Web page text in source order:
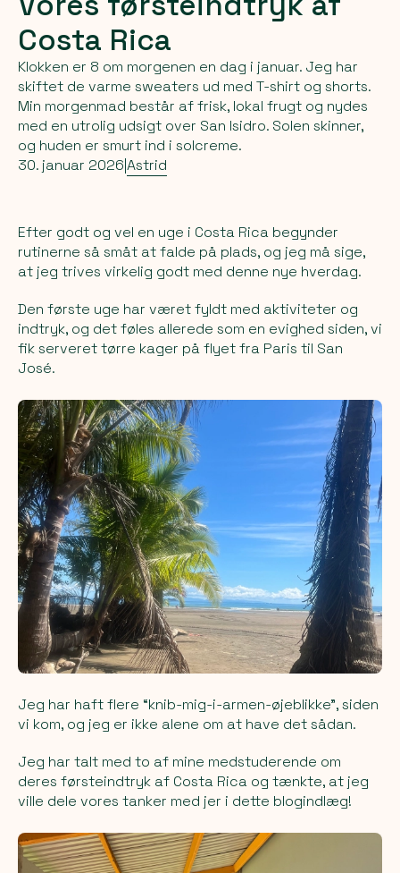
Costa Rica
Klokken er 8 om morgenen en dag i januar. Jeg har
skiftet de varme sweaters ud med T-shirt og shorts.
Min morgenmad består af frisk, lokal frugt og nydes
med en utrolig udsigt over San Isidro. Solen skinner,
og huden er smurt ind i solcreme.
30. januar 2026|Astrid
Efter godt og vel en uge i Costa Rica begynder
rutinerne så småt at falde på plads, og jeg må sige,
at jeg trives virkelig godt med denne nye hverdag.
Den første uge har været fyldt med aktiviteter og
indtryk, og det føles allerede som en evighed siden, vi
fik serveret tørre kager på flyet fra Paris til San
José.
Jeg har haft flere “knib-mig-i-armen-øjeblikke”, siden
vi kom, og jeg er ikke alene om at have det sådan.
Jeg har talt med to af mine medstuderende om
deres førsteindtryk af Costa Rica og tænkte, at jeg
ville dele vores tanker med jer i dette blogindlæg!